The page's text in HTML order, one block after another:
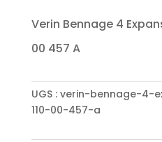
Verin Bennage 4
00 457 A
UGS : verin-bennage-4-
110-00-457-a